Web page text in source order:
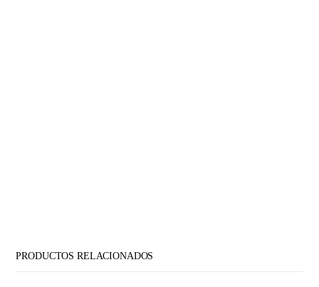
PRODUCTOS RELACIONADOS